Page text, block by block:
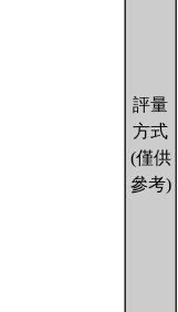
評量
方式
(僅供
參考)